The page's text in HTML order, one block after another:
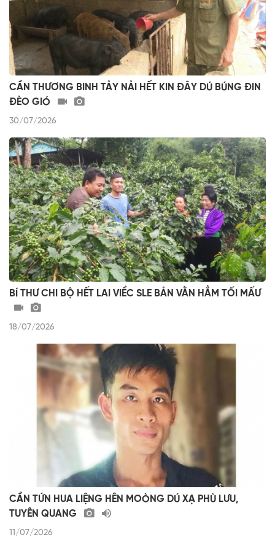
CẦN THƯƠNG BINH TẢY NẢI HẾT KIN ĐÂY DÚ BÚNG ĐIN
ĐÈO GIÓ
30/07/2026
BÍ THƯ CHI BỘ HẾT LAI VIỂC SLE BẢN VẰN HẲM TỐI MẤƯ
18/07/2026
CẦN TỨN HUA LIỆNG HÊN MOÒNG DÚ XẠ PHÙ LƯU,
TUYÊN QUANG
11/07/2026